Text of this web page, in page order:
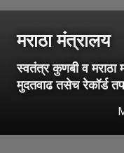
मराठा मंत्रालय
स्वतंत्र कुणबी व मराठा
मुदतवाढ तसेच रेकॉर्ड